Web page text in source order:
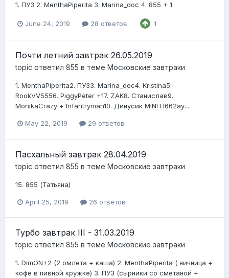
1. ПУЗ 2. MenthaPiperita 3. Marina_doc 4. 855 + 1
June 24, 2019 28 ответов 1
Почти летний завтрак 26.05.2019
topic ответил 855 в теме Московские завтраки
1. MenthaPiperita2. ПУЗ3. Marina_doc4 . Kristina5.
RookVV5556. PiggyPeter +17. ZAK 8. Станисл ав9.
MonikaCrazy + Infantryman 10. Динусик MINI Н662ау ...
May 22, 2019 29 ответов
Пасхальный завтрак 28.04.2019
topic ответил 855 в теме Московские завтраки
15. 855 (Татьяна)
April 25, 2019 26 ответов
Турбо завтрак III - 31.03.2019
topic ответил 855 в теме Московские завтраки
1. DimON +2 (2 омлета + каша) 2. MenthaPiperita ( яичница +
кофе в пивной кружке) 3. ПУЗ (сырники со сметаной +